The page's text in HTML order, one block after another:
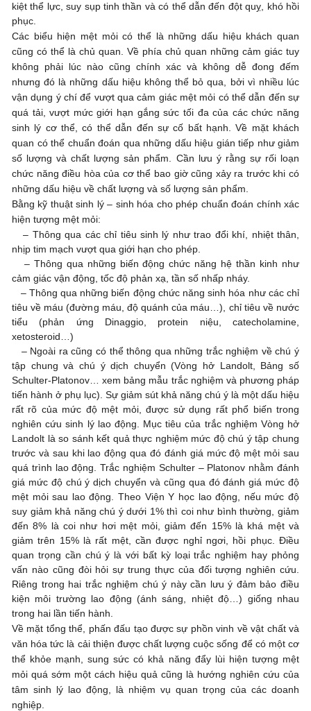
kiệt thể lực, suy sụp tinh thần và có thể dẫn đến đột quỵ, khó hồi
phục.
Các biểu hiện mệt mỏi có thể là những dấu hiệu khách quan
cũng có thể là chủ quan. Về phía chủ quan những cảm giác tuy
không phải lúc nào cũng chính xác và không dễ đong đếm
nhưng đó là những dấu hiệu không thể bỏ qua, bởi vì nhiều lúc
vận dụng ý chí để vượt qua cảm giác mệt mỏi có thể dẫn đến sự
quá tải, vượt mức giới hạn gắng sức tối đa của các chức năng
sinh lý cơ thể, có thể dẫn đến sự cố bất hạnh. Về mặt khách
quan có thể chuẩn đoán qua những dấu hiệu gián tiếp như giảm
số lượng và chất lượng sản phẩm. Cần lưu ý rằng sự rối loạn
chức năng điều hòa của cơ thể bao giờ cũng xảy ra trước khi có
những dấu hiệu về chất lượng và số lượng sản phẩm.
Bằng kỹ thuật sinh lý – sinh hóa cho phép chuẩn đoán chính xác
hiện tượng mệt mỏi:
– Thông qua các chỉ tiêu sinh lý như trao đổi khí, nhiệt thân,
nhịp tim mạch vượt qua giới hạn cho phép.
– Thông qua những biến động chức năng hệ thần kinh như
cảm giác vận động, tốc độ phản xạ, tần số nhấp nháy.
– Thông qua những biến động chức năng sinh hóa như các chỉ
tiêu về máu (đường máu, độ quánh của máu…), chỉ tiêu về nước
tiểu (phản ứng Dinaggio, protein niệu, catecholamine,
xetosteroid…)
– Ngoài ra cũng có thể thông qua những trắc nghiệm về chú ý
tập chung và chú ý dịch chuyển (Vòng hở Landolt, Bảng số
Schulter-Platonov… xem bảng mẫu trắc nghiệm và phương pháp
tiến hành ở phụ lục). Sự giảm sút khả năng chú ý là một dấu hiệu
rất rõ của mức độ mệt mỏi, được sử dụng rất phổ biến trong
nghiên cứu sinh lý lao động. Mục tiêu của trắc nghiệm Vòng hở
Landolt là so sánh kết quả thực nghiệm mức độ chú ý tập chung
trước và sau khi lao động qua đó đánh giá mức độ mệt mỏi sau
quá trình lao động. Trắc nghiệm Schulter – Platonov nhằm đánh
giá mức độ chú ý dịch chuyển và cũng qua đó đánh giá mức độ
mệt mỏi sau lao động. Theo Viện Y học lao động, nếu mức độ
suy giảm khả năng chú ý dưới 1% thì coi như bình thường, giảm
đến 8% là coi như hơi mệt mỏi, giảm đến 15% là khá mệt và
giảm trên 15% là rất mệt, cần được nghỉ ngơi, hồi phục. Điều
quan trọng cần chú ý là với bất kỳ loại trắc nghiệm hay phỏng
vấn nào cũng đòi hỏi sự trung thực của đối tượng nghiên cứu.
Riêng trong hai trắc nghiệm chú ý này cần lưu ý đảm bảo điều
kiện môi trường lao động (ánh sáng, nhiệt độ…) giống nhau
trong hai lần tiến hành.
Về mặt tổng thể, phấn đấu tạo được sự phồn vinh về vật chất và
văn hóa tức là cải thiện được chất lượng cuộc sống để có một cơ
thể khỏe mạnh, sung sức có khả năng đẩy lùi hiện tượng mệt
mỏi quá sớm một cách hiệu quả cũng là hướng nghiên cứu của
tâm sinh lý lao động, là nhiệm vụ quan trọng của các doanh
nghiệp.